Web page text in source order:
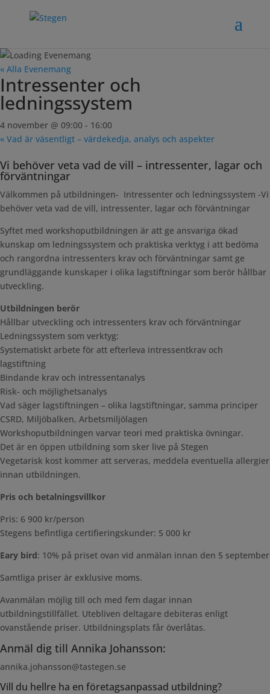
« Alla Evenemang
Intressenter och
ledningssystem
4 november @ 09:00 - 16:00
« Vad är väsentligt – värdekedja, analys och aspekter
Vi behöver veta vad de vill – intressenter, lagar och
förväntningar
Välkommen på utbildningen- Intressenter och ledningssystem -Vi
behöver veta vad de vill, intressenter, lagar och förväntningar
Syftet med workshoputbildningen är att ge ansvariga ökad
kunskap om ledningssystem och praktiska verktyg i att bedöma
och rangordna intressenters krav och förväntningar samt ge
grundläggande kunskaper i olika lagstiftningar som berör hållbar
utveckling.
Utbildningen berör
Hållbar utveckling och intressenters krav och förväntningar
Ledningssystem som verktyg:
Systematiskt arbete för att efterleva intressentkrav och
lagstiftning
Bindande krav och intressentanalys
Risk- och möjlighetsanalys
Vad säger lagstiftningen – olika lagstiftningar, samma principer
CSRD, Miljöbalken, Arbetsmiljölagen
Workshoputbildningen varvar teori med praktiska övningar.
Det är en öppen utbildning som sker live på Stegen
Vegetarisk kost kommer att serveras, meddela eventuella allergier
innan utbildningen.
Pris och betalningsvillkor
Pris: 6 900 kr/person
Stegens befintliga certifieringskunder: 5 000 kr
Eary bird: 10% på priset ovan vid anmälan innan den 5 september
Samtliga priser är exklusive moms.
Avanmälan möjlig till och med fem dagar innan
utbildningstillfället. Utebliven deltagare debiteras enligt
ovanstående priser. Utbildningsplats får överlåtas.
Anmäl dig till Annika Johansson:
annika.johansson@tastegen.se
Vill du hellre ha en företagsanpassad utbildning?